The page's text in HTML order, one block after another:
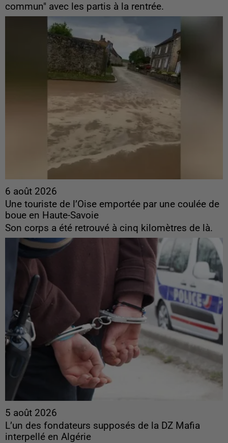
commun" avec les partis à la rentrée.
6 août 2026
Une touriste de l’Oise emportée par une coulée de
boue en Haute-Savoie
Son corps a été retrouvé à cinq kilomètres de là.
5 août 2026
L’un des fondateurs supposés de la DZ Mafia
interpellé en Algérie